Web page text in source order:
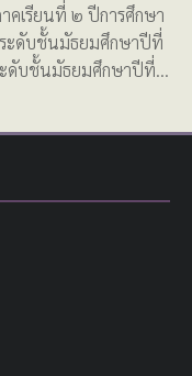
คเรียนที่ ๒ ปีการศึกษา
ดับชั้นมัธยมศึกษาปีที่
ดับชั้นมัธยมศึกษาปีที่…